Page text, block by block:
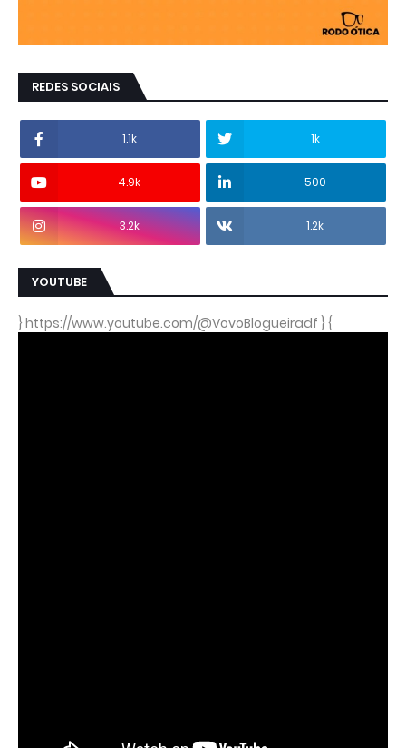
REDES SOCIAIS
1.1k 1k
4.9k 500
3.2k 1.2k
YOUTUBE
} https://www.youtube.com/@VovoBlogueiradf } {